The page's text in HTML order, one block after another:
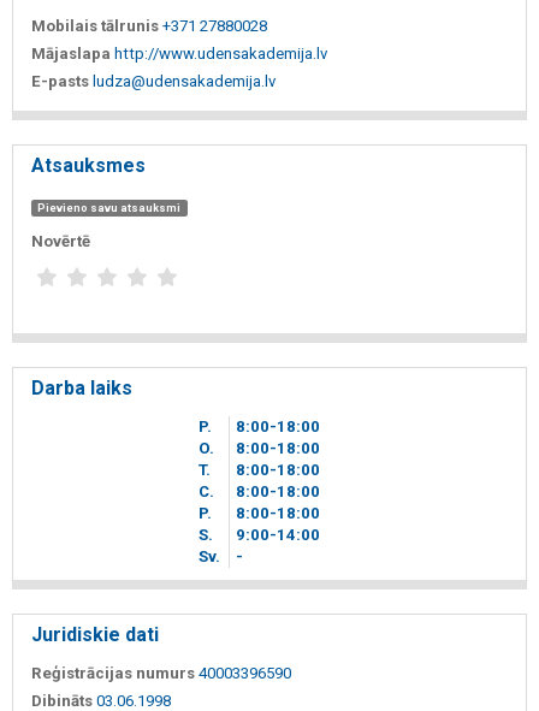
Mobilais tālrunis +371 27880028
Mājaslapa http://www.udensakademija.lv
E-pasts ludza@udensakademija.lv
Atsauksmes
Pievieno savu atsauksmi
Novērtē
Darba laiks
P. 8 00-18 00
O.
8 00-18 00
T.
8 00-18 00
C.
8 00-18 00
P.
8 00-18 00
S.
9 00-14 00
Sv.
-
Juridiskie dati
Reģistrācijas numurs 40003396590
Dibināts 03.06.1998